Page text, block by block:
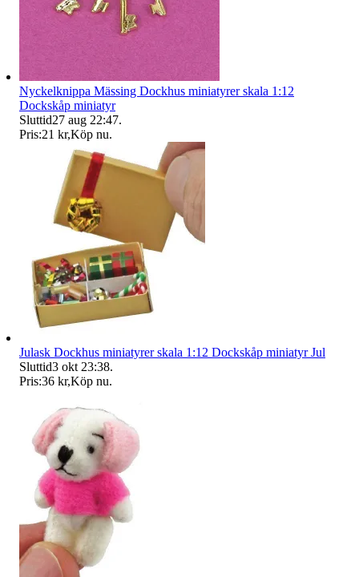
Nyckelknippa Mässing Dockhus miniatyrer skala 1:12
Dockskåp miniatyr
Sluttid27 aug 22:47.
Pris:21 kr,Köp nu.
Julask Dockhus miniatyrer skala 1:12 Dockskåp miniatyr Jul
Sluttid3 okt 23:38.
Pris:36 kr,Köp nu.